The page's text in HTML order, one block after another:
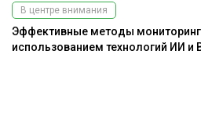
В центре внимания
Эффективные методы
использованием технологий ИИ и